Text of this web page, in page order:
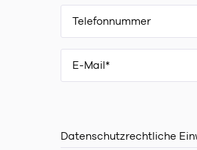
Datenschutzrechtliche